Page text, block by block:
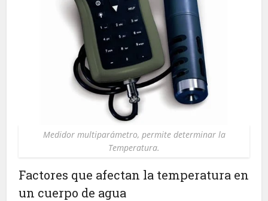
Medidor multiparámetro, permite determinar la
Temperatura.
Factores que afectan la temperatura en
un cuerpo de agua